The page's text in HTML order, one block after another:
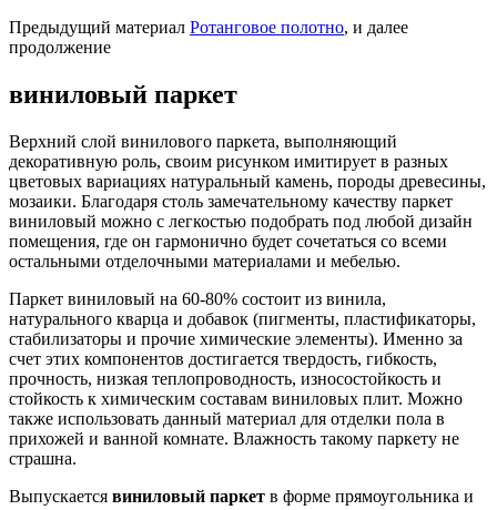
Предыдущий материал Ротанговое полотно, и далее
продолжение
виниловый паркет
Верхний слой винилового паркета, выполняющий
декоративную роль, своим рисунком имитирует в разных
цветовых вариациях натуральный камень, породы древесины,
мозаики. Благодаря столь замечательному качеству паркет
виниловый можно с легкостью подобрать под любой дизайн
помещения, где он гармонично будет сочетаться со всеми
остальными отделочными материалами и мебелью.
Паркет виниловый на 60-80% состоит из винила,
натурального кварца и добавок (пигменты, пластификаторы,
стабилизаторы и прочие химические элементы). Именно за
счет этих компонентов достигается твердость, гибкость,
прочность, низкая теплопроводность, износостойкость и
стойкость к химическим составам виниловых плит. Можно
также использовать данный материал для отделки пола в
прихожей и ванной комнате. Влажность такому паркету не
страшна.
Выпускается виниловый паркет в форме прямоугольника и